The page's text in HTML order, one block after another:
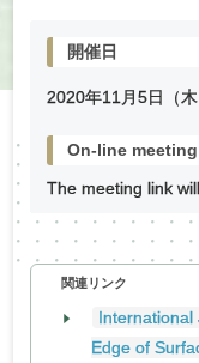
開催日
2020年11 月5日（木
On-line meeting
The meeting link
関連リンク
International
Edge of